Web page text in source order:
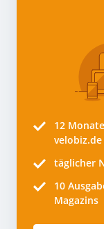
12 Monate
velobiz.de
täglicher
10
Magazins